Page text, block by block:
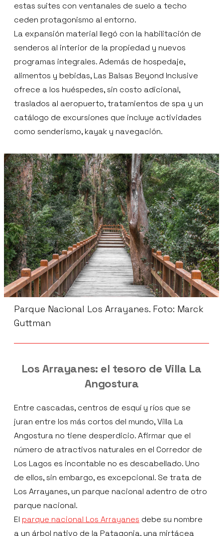
estas suites con ventanales de suelo a techo
ceden protagonismo al entorno.
La expansión material llegó con la habilitación de
senderos al interior de la propiedad y nuevos
programas integrales. Además de hospedaje,
alimentos y bebidas, Las Balsas Beyond Inclusive
ofrece a los huéspedes, sin costo adicional,
traslados al aeropuerto, tratamientos de spa y un
catálogo de excursiones que incluye actividades
como senderismo, kayak y navegación.
Parque Nacional Los Arrayanes. Foto: Marck
Guttman
Los Arrayanes: el tesoro de Villa La
Angostura
Entre cascadas, centros de esquí y ríos que se
juran entre los más cortos del mundo, Villa La
Angostura no tiene desperdicio. Afirmar que el
número de atractivos naturales en el Corredor de
Los Lagos es incontable no es descabellado. Uno
de ellos, sin embargo, es excepcional. Se trata de
Los Arrayanes, un parque nacional adentro de otro
parque nacional.
El parque nacional Los Arrayanes debe su nombre
a un árbol nativo de la Patagonia, una mirtácea